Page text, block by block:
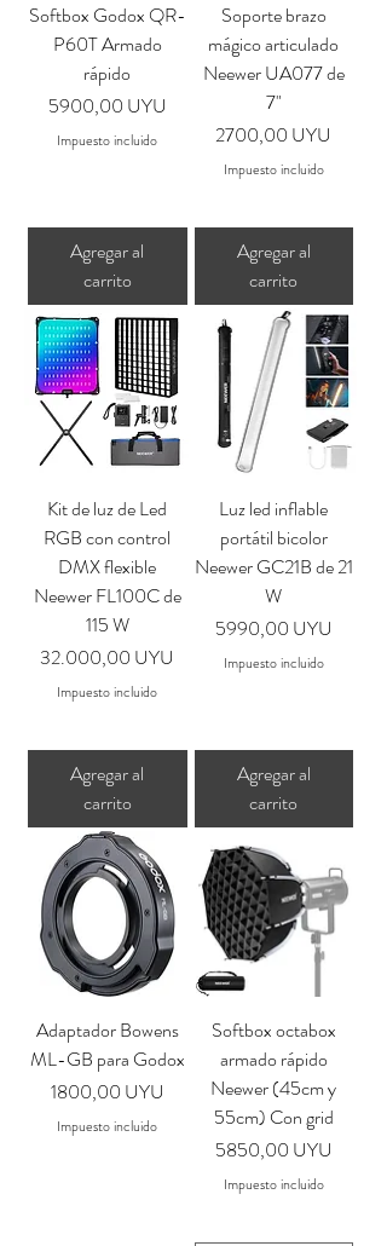
Softbox Godox QR-
P60T Armado
rápido
Precio
5900,00 UYU
Impuesto incluido
Agregar al
carrito
Soporte brazo
mágico articulado
Neewer UA077 de
7"
Precio
2700,00 UYU
Impuesto incluido
Agregar al
carrito
Kit de luz de Led
RGB con control
DMX flexible
Neewer FL100C de
115 W
Precio
32.000,00 UYU
Impuesto incluido
Agregar al
carrito
Luz led inflable
portátil bicolor
Neewer GC21B de 21
W
Precio
5990,00 UYU
Impuesto incluido
Agregar al
carrito
Adaptador Bowens
ML-GB para Godox
Precio
1800,00 UYU
Impuesto incluido
Softbox octabox
armado rápido
Neewer (45cm y
55cm) Con grid
Precio
5850,00 UYU
Impuesto incluido